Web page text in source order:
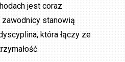
jest coraz
stanowią
która łączy ze